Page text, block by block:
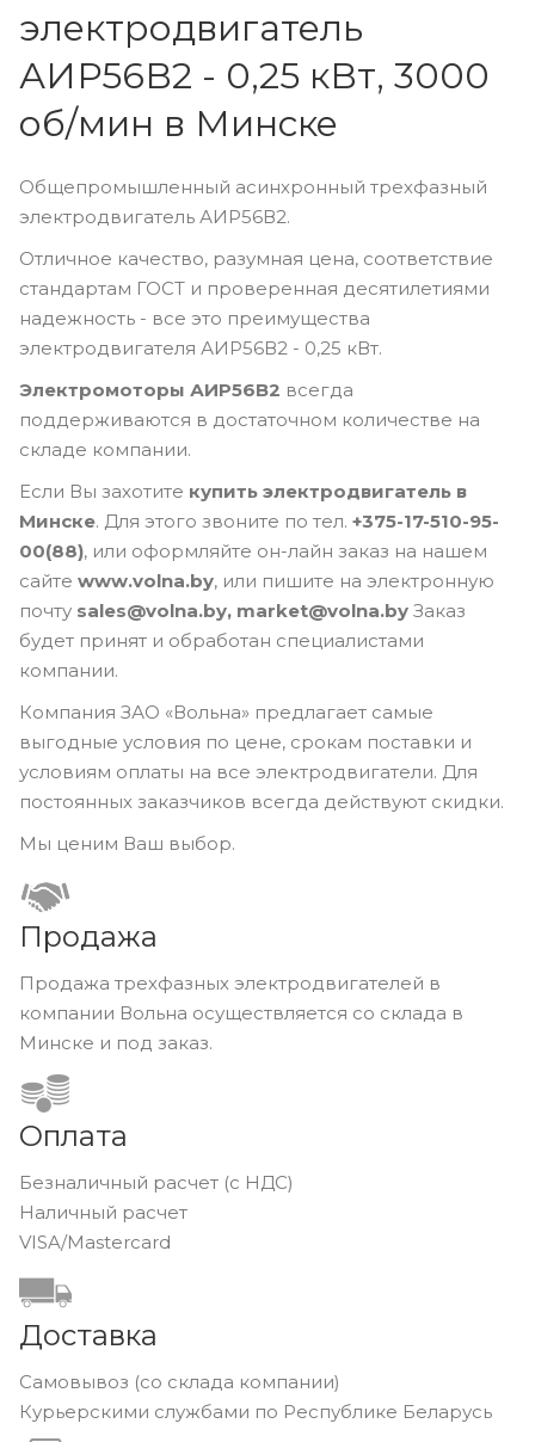
электродвигатель
АИР56В2 - 0,25 кВт, 3000
об/мин в Минске
Общепромышленный асинхронный трехфазный
электродвигатель АИР56В2.
Отличное качество, разумная цена, соответствие
стандартам ГОСТ и проверенная десятилетиями
надежность - все это преимущества
электродвигателя АИР56В2 - 0,25 кВт.
Электромоторы АИР56В2 всегда
поддерживаются в достаточном количестве на
складе компании.
Если Вы захотите купить электродвигатель в
Минске. Для этого звоните по тел. +375-17-510-95-
00(88), или оформляйте он-лайн заказ на нашем
сайте www.volna.by, или пишите на электронную
почту sales@volna.by, market@volna.by Заказ
будет принят и обработан специалистами
компании.
Компания ЗАО «Вольна» предлагает самые
выгодные условия по цене, срокам поставки и
условиям оплаты на все электродвигатели. Для
постоянных заказчиков всегда действуют скидки.
Мы ценим Ваш выбор.
Продажа
Продажа трехфазных электродвигателей в
компании Вольна осуществляется со склада в
Минске и под заказ.
Оплата
Безналичный расчет (с НДС)
Наличный расчет
VISA/Mastercard
Доставка
Самовывоз (со склада компании)
Курьерскими службами по Республике Беларусь